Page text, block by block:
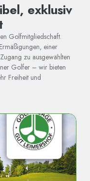
exklusiv
Golfmitgliedschaft.
einer
zu ausgewählten
Golfer – wir bieten
Freiheit und